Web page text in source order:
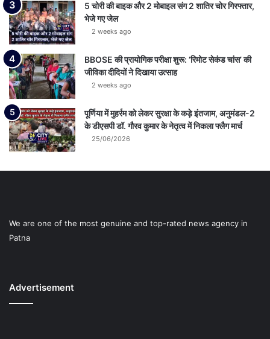
5 चोरी की बाइक और 2 मोबाइल संग 2 शातिर चोर गिरफ्तार,
भेजे गए जेल
2 weeks ago
BBOSE की प्रायोगिक परीक्षा शुरू: ‘रिमोट सेकंड चांस’ की
जीविका दीदियों ने दिखाया उत्साह
2 weeks ago
पूर्णिया में मुहर्रम को लेकर सुरक्षा के कड़े इंतजाम, अनुमंडल-2
के डीएसपी डॉ. गौरव कुमार के नेतृत्व में निकला फ्लैग मार्च
25/06/2026
We are one of the most genuine and top-rated news agency in
Patna
Advertisement